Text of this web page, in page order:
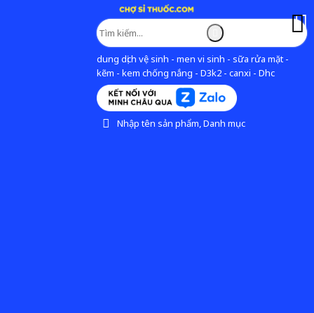
dung dịch vệ sinh - men vi sinh - sữa rửa mặt -
kẽm - kem chống nắng - D3k2 - canxi - Dhc
Nhập tên sản phẩm, Danh mục